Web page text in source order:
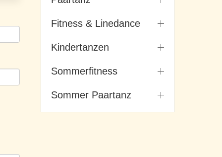
Fitness & Linedance
Kindertanzen
Sommerfitness
Sommer Paartanz